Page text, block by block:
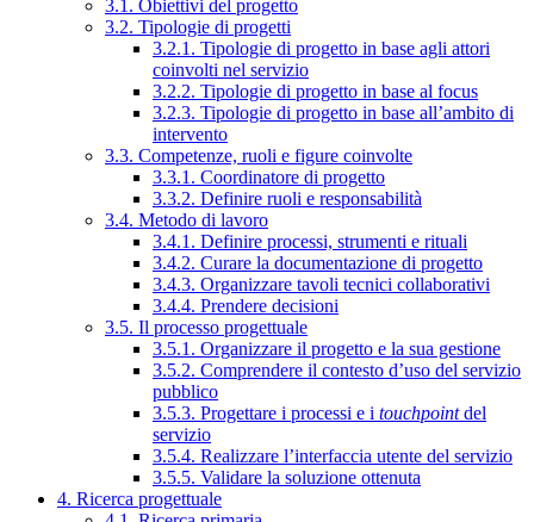
3.1. Obiettivi del progetto
3.2. Tipologie di progetti
3.2.1. Tipologie di progetto in base agli attori
coinvolti nel servizio
3.2.2. Tipologie di progetto in base al focus
3.2.3. Tipologie di progetto in base all’ambito di
intervento
3.3. Competenze, ruoli e figure coinvolte
3.3.1. Coordinatore di progetto
3.3.2. Definire ruoli e responsabilità
3.4. Metodo di lavoro
3.4.1. Definire processi, strumenti e rituali
3.4.2. Curare la documentazione di progetto
3.4.3. Organizzare tavoli tecnici collaborativi
3.4.4. Prendere decisioni
3.5. Il processo progettuale
3.5.1. Organizzare il progetto e la sua gestione
3.5.2. Comprendere il contesto d’uso del servizio
pubblico
3.5.3. Progettare i processi e i touchpointdel
servizio
3.5.4. Realizzare l’interfaccia utente del servizio
3.5.5. Validare la soluzione ottenuta
4. Ricerca progettuale